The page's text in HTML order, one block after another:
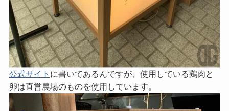
公式サイト に書いてあるんですが、使用している鶏肉と
卵は直営農場のものを使用しています。